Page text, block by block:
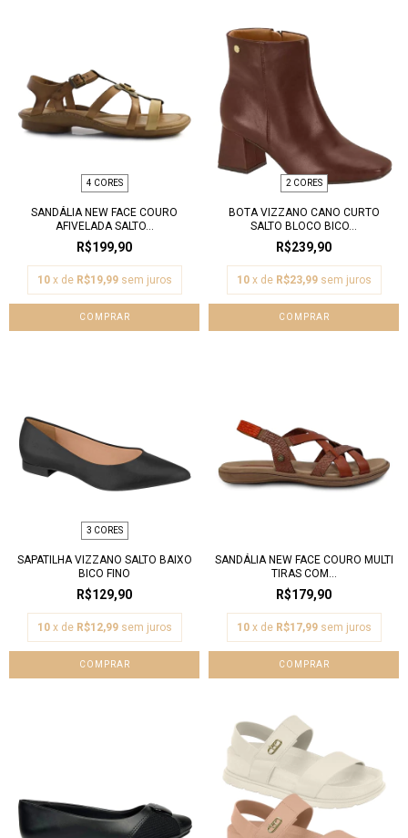
4 CORES
SANDÁLIA NEW FACE COURO
AFIVELADA SALTO...
R$199,90
10 x de R$19,99 sem juros
COMPRAR
2 CORES
BOTA VIZZANO CANO CURTO
SALTO BLOCO BICO...
R$239,90
10 x de R$23,99 sem juros
COMPRAR
3 CORES
SAPATILHA VIZZANO SALTO BAIXO
BICO FINO
R$129,90
10 x de R$12,99 sem juros
COMPRAR
SANDÁLIA NEW FACE COURO MULTI
TIRAS COM...
R$179,90
10 x de R$17,99 sem juros
COMPRAR